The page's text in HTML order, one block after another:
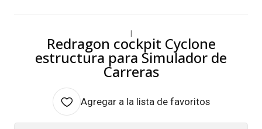
|
Redragon cockpit Cyclone
estructura para Simulador de
Carreras
Agregar a la lista de favoritos